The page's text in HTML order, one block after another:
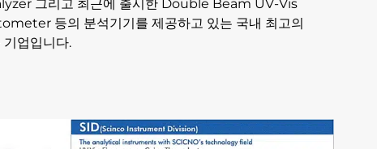
그리고 최근에 출시한 Double Beam UV-Vis
등의 분석기기를 제공하고 있는 국내 최고의
기업입니다.